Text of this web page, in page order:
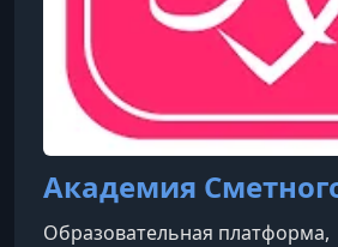
Академия
Образовательная платформа,